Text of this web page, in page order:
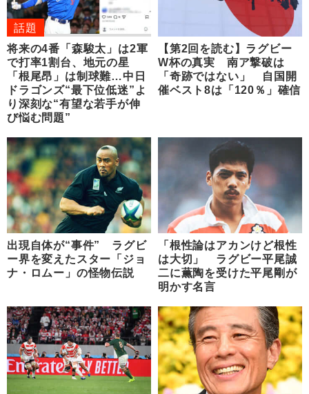
話題
将来の4番「森駿太」は2軍
で打率1割台、地元の星
「根尾昂」は制球難…中日
ドラゴンズ“最下位低迷”よ
り深刻な“有望な若手が伸
び悩む問題”
【第2回を読む】ラグビー
W杯の真実 南ア撃破は
「奇跡ではない」 自国開
催ベスト8は「120％」確信
出現自体が“事件” ラグビ
ー界を変えたスター「ジョ
ナ・ロムー」の怪物伝説
「根性論はアカンけど根性
は大切」 ラグビー平尾誠
二に薫陶を受けた平尾剛が
明かす名言